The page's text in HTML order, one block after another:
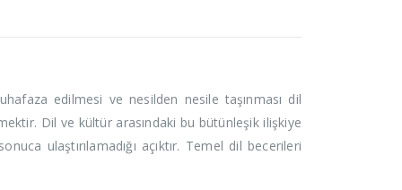
edilmesi ve nesilden nesile taşınması dil
Dil ve kültür arasındaki bu bütünleşik ilişkiye
ulaştırılamadığı açıktır. Temel dil becerileri